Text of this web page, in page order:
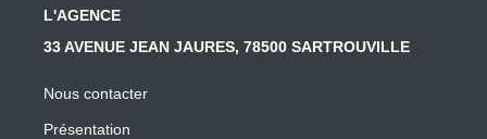
L'AGENCE
33 AVENUE JEAN JAURES, 78500 SARTROUVILLE
Nous contacter
Présentation